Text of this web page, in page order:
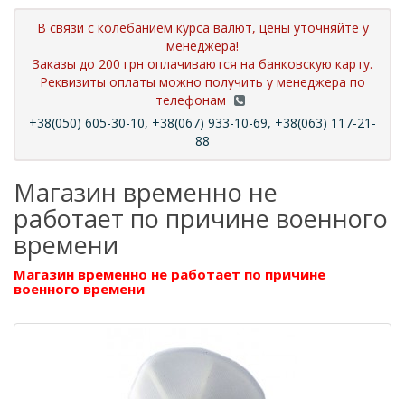
В связи с колебанием курса валют, цены уточняйте у
менеджера!
Заказы до 200 грн оплачиваются на банковскую карту.
Реквизиты оплаты можно получить у менеджера по
телефонам
+38(050) 605-30-10, +38(067) 933-10-69, +38(063) 117-21-
88
Магазин временно не
работает по причине военного
времени
Магазин временно не работает по причине
военного времени